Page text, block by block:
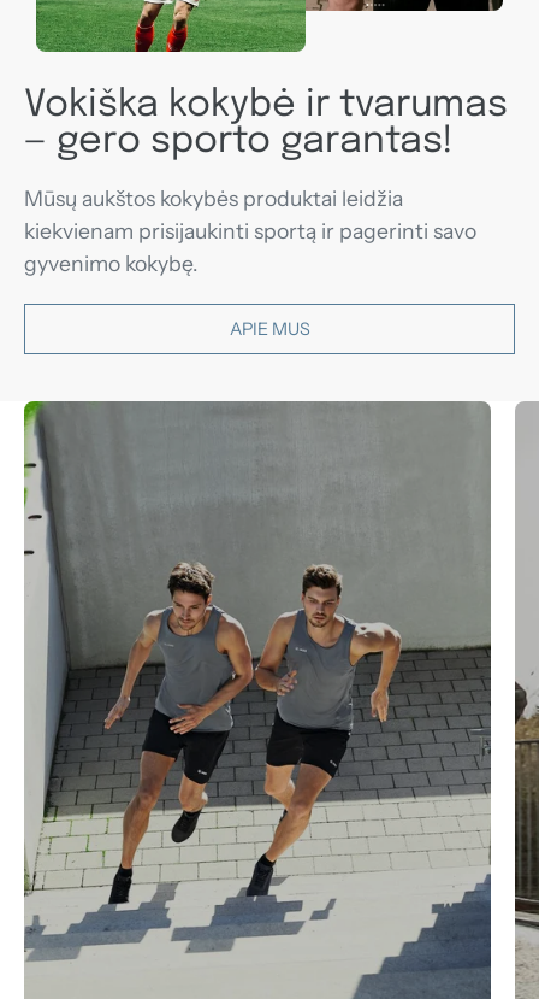
Vokiška kokybė ir tvarumas
— gero sporto garantas!
Mūsų aukštos kokybės produktai leidžia
kiekvienam prisijaukinti sportą ir pagerinti savo
gyvenimo kokybę.
APIE MUS